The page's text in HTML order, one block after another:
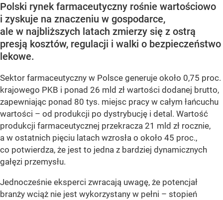
Polski rynek farmaceutyczny rośnie wartościowo
i zyskuje na znaczeniu w gospodarce,
ale w najbliższych latach zmierzy się z ostrą
presją kosztów, regulacji i walki o bezpieczeństwo
lekowe.
Sektor farmaceutyczny w Polsce generuje około 0,75 proc.
krajowego PKB i ponad 26 mld zł wartości dodanej brutto,
zapewniając ponad 80 tys. miejsc pracy w całym łańcuchu
wartości – od produkcji po dystrybucję i detal. Wartość
produkcji farmaceutycznej przekracza 21 mld zł rocznie,
a w ostatnich pięciu latach wzrosła o około 45 proc.,
co potwierdza, że jest to jedna z bardziej dynamicznych
gałęzi przemysłu.
Jednocześnie eksperci zwracają uwagę, że potencjał
branży wciąż nie jest wykorzystany w pełni – stopień